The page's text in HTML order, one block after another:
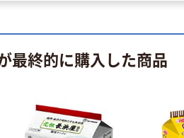
最終的に購入した商品